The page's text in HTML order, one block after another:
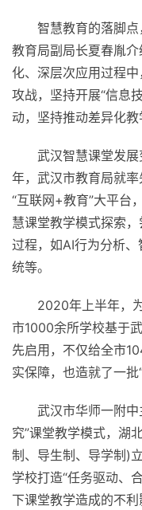
智慧教育的落脚
教育局副局长夏春胤
化、深层次应用过程
攻战，坚持开展“信息
动，坚持推动差异化
武汉智慧课堂发
年，武汉市教育局就
“互联网+教育”大平台
慧课堂教学模式探索
过程，如AI行为分析
统等。
2020年上半年，
市1000余所学校基于
先启用，不仅给全市
实保障，也造就了一批
武汉市华师一附
究”课堂教学模式，湖
制、导生制、导学制)
学校打造“任务驱动、
下课堂教学造成的不